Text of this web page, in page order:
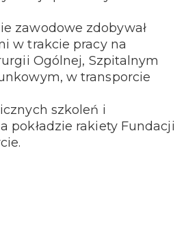
zawodowe zdobywał
w trakcie pracy na
Ogólnej, Szpitalnym
w transporcie
szkoleń i
pokładzie rakiety Fundacji